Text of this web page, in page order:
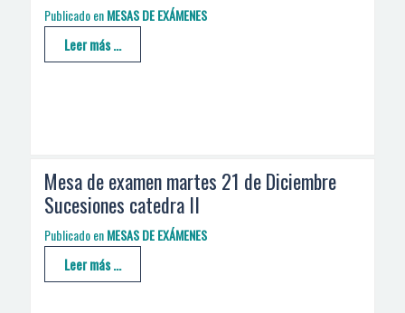
Publicado enMESAS DE EXÁMENES
Leer más ...
Mesa de examen martes 21 de Diciembre
Sucesiones catedra II
Publicado enMESAS DE EXÁMENES
Leer más ...